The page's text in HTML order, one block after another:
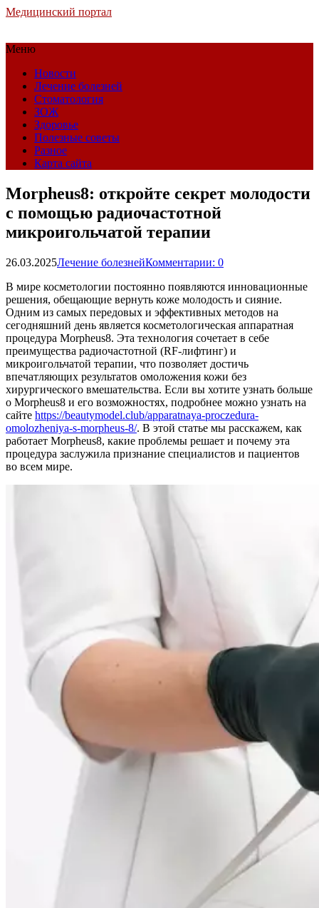
Медицинский портал
Меню
Новости
Лечение болезней
Стоматология
ЗОЖ
Здоровье
Полезные советы
Разное
Карта сайта
Morpheus8: откройте секрет молодости
с помощью радиочастотной
микроигольчатой терапии
26.03.2025Лечение болезнейКомментарии: 0
В мире косметологии постоянно появляются инновационные
решения, обещающие вернуть коже молодость и сияние.
Одним из самых передовых и эффективных методов на
сегодняшний день является косметологическая аппаратная
процедура Morpheus8. Эта технология сочетает в себе
преимущества радиочастотной (RF-лифтинг) и
микроигольчатой терапии, что позволяет достичь
впечатляющих результатов омоложения кожи без
хирургического вмешательства. Если вы хотите узнать больше
о Morpheus8 и его возможностях, подробнее можно узнать на
сайте https://beautymodel.club/apparatnaya-proczedura-
omolozheniya-s-morpheus-8/. В этой статье мы расскажем, как
работает Morpheus8, какие проблемы решает и почему эта
процедура заслужила признание специалистов и пациентов
во всем мире.